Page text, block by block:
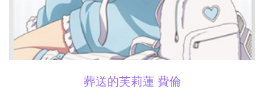
葬送的芙莉蓮 費倫